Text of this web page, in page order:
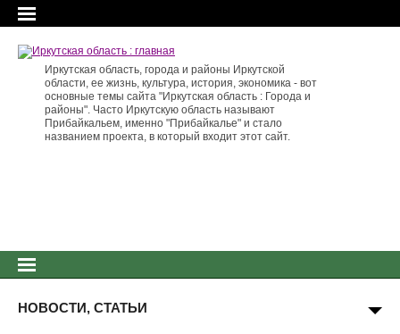
Иркутская область, города и районы Иркутской
области, ее жизнь, культура, история, экономика - вот
основные темы сайта "Иркутская область : Города и
районы". Часто Иркутскую область называют
Прибайкальем, именно "Прибайкалье" и стало
названием проекта, в который входит этот сайт.
НОВОСТИ, СТАТЬИ